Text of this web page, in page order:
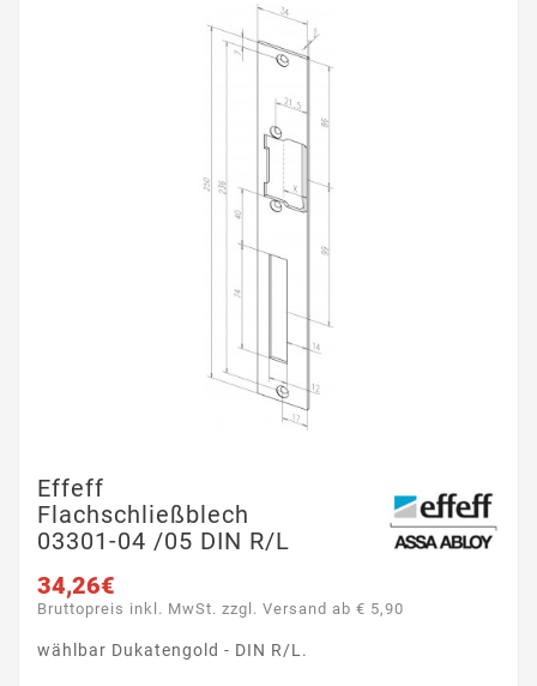
Effeff
Flachschließblech
03301-04 /05 DIN R/L
34,26€
Bruttopreis inkl. MwSt. zzgl. Versand ab € 5,90
wählbar Dukatengold - DIN R/L.